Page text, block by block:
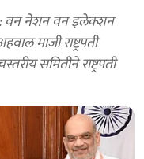
वन नेशन वन इलेक्शन
माजी राष्ट्रपती
समितीने राष्ट्रपती